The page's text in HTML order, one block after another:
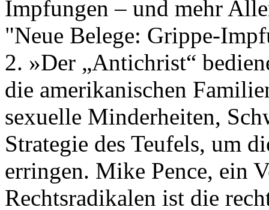
Impfungen – und mehr
"Neue Belege: Grippe-
2. »Der „Antichrist“
die amerikanischen
sexuelle Minderheiten,
Strategie des Teufels, um
erringen. Mike Pence, ein
Rechtsradikalen ist die